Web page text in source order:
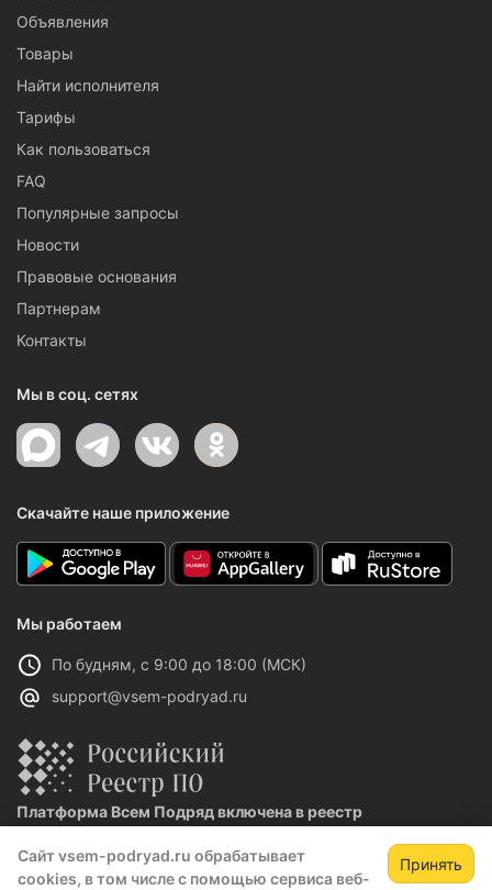
Сайт vsem-podryad.ru обрабатывает
cookies, в том числе с помощью сервиса веб-
Принять
Объявления
Товары
Найти исполнителя
Тарифы
Как пользоваться
FAQ
Популярные запросы
Новости
Правовые основания
Партнерам
Контакты
Мы в соц. сетях
Скачайте наше приложение
Мы работаем
По будням, с 9:00 до 18:00 (МСК)
support@vsem-podryad.ru
Платформа Всем Подряд включена в реестр
Реестровая запись №32021 от 06.02.2026